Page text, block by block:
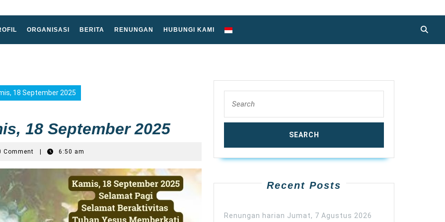
ORGANISASI BERITA RENUNGAN HUBUNGI KAMI
18 September 2025
18 September 2025
Comment 6:50 am
for:
Recent Posts
Renungan harian Jumat, 7 Agustus 2026